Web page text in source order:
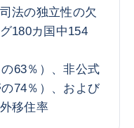
法の独立性の欠
180カ国中154
63％）、非公式
74％）、および
移住率